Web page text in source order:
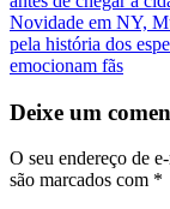
da
Postagem
Novidade em NY,
pela história dos
emocionam fãs
Deixe um
O seu endereço de
são marcados com *